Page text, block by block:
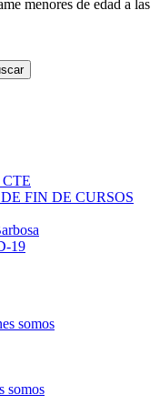
menores de edad a las
CTE
FIN DE CURSOS
19
somos
somos